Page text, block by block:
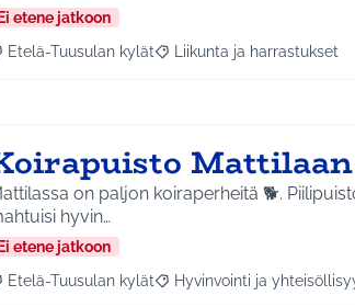
Ei etene jatkoon
tulokset aihepiirin mukaan: Etelä-Tuusulan
Etelä-Tuusulan kylät Rajaa tulokset teeman
Liikunta ja harrastukset
Mattilaan
on paljon koiraperheitä 🐕. Piilipuiston vieressä on hyvä nurmialue, johon
hyvin…
Ei etene jatkoon
tulokset aihepiirin mukaan: Etelä-Tuusulan
Etelä-Tuusulan kylät Rajaa tulokset teeman
Hyvinvointi ja